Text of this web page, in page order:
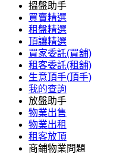
搵盤助手
買賣精選
租盤精選
頂讓精選
買家委託(買舖)
租客委託(租舖)
生意頂手(頂手)
我的查詢
放盤助手
物業出售
物業出租
租客放頂
商鋪物業問題